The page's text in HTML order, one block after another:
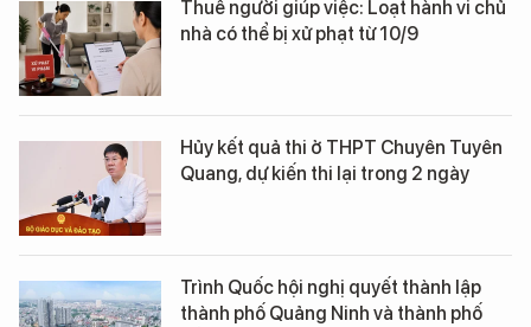
Thuê người giúp việc: Loạt hành vi chủ
nhà có thể bị xử phạt từ 10/9
Hủy kết quả thi ở THPT Chuyên Tuyên
Quang, dự kiến thi lại trong 2 ngày
Trình Quốc hội nghị quyết thành lập
thành phố Quảng Ninh và thành phố